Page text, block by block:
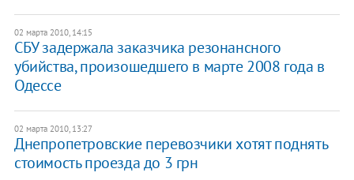
02 марта 2010, 14:15
СБУ задержала заказчика резонансного
убийства, произошедшего в марте 2008 года в
Одессе
02 марта 2010, 13:27
Днепропетровские перевозчики хотят поднять
стоимость проезда до 3 грн